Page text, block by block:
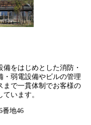
をはじめとした消防・
・弱電設備やビルの管理
まで一貫体制でお客様の
います。
番地46